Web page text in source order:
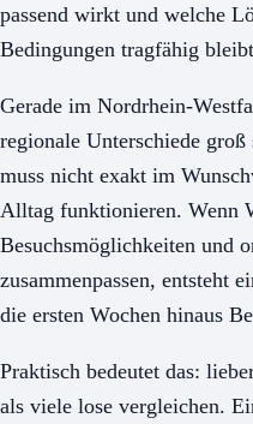
passend wirkt und welche
Bedingungen tragfähig
Gerade im Nordrhein-
regionale Unterschiede
muss nicht exakt im
Alltag funktionieren. Wenn
Besuchsmöglichkeiten und
zusammenpassen, entsteht
die ersten Wochen hinaus
Praktisch bedeutet das:
als viele lose vergleichen.